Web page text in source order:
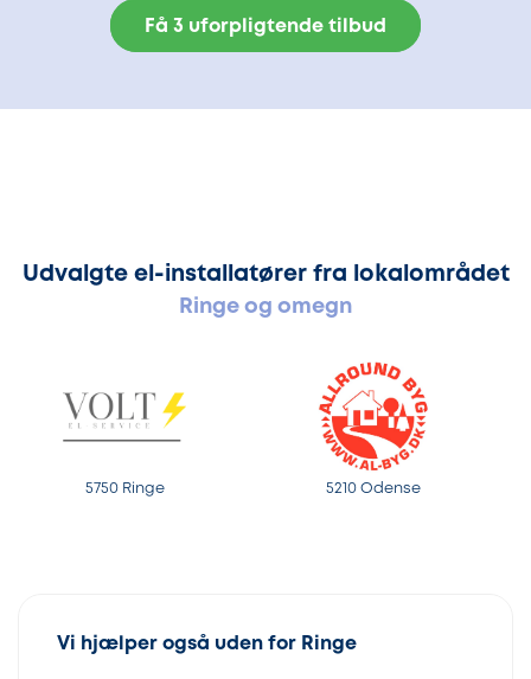
Få 3 uforpligtende tilbud
Udvalgte el-installatører fra lokalområdet
Ringe og omegn
5750 Ringe 5210 Odense
Vi hjælper også uden for Ringe